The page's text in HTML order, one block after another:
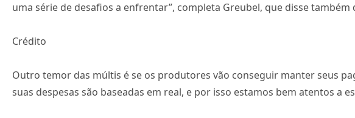
uma série de desafios a enfrentar”, completa Greubel, que disse
Crédito
Outro temor das múltis é se os produtores vão conseguir manter seus
suas despesas são baseadas em real, e por isso estamos bem atentos a